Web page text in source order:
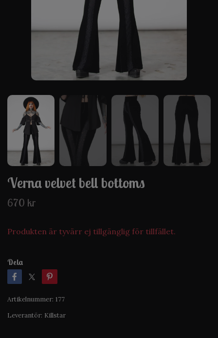
Verna velvet bell bottoms
670 kr
Produkten är tyvärr ej tillgänglig för tillfället.
Dela
Artikelnummer: 177
Leverantör: Killstar